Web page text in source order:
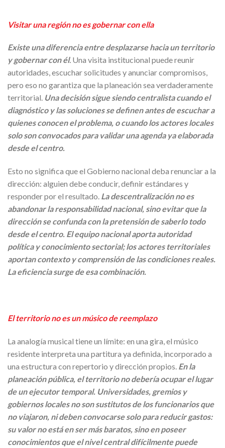
Visitar una región no es gobernar con ella
Existe una diferencia entre desplazarse hacia un territorio
y gobernar con él. Una visita institucional puede reunir
autoridades, escuchar solicitudes y anunciar compromisos,
pero eso no garantiza que la planeación sea verdaderamente
territorial. Una decisión sigue siendo centralista cuando el
diagnóstico y las soluciones se definen antes de escuchar a
quienes conocen el problema, o cuando los actores locales
solo son convocados para validar una agenda ya elaborada
desde el centro.
Esto no significa que el Gobierno nacional deba renunciar a la
dirección: alguien debe conducir, definir estándares y
responder por el resultado. La descentralización no es
abandonar la responsabilidad nacional, sino evitar que la
dirección se confunda con la pretensión de saberlo todo
desde el centro. El equipo nacional aporta autoridad
política y conocimiento sectorial; los actores territoriales
aportan contexto y comprensión de las condiciones reales.
La eficiencia surge de esa combinación.
El territorio no es un músico de reemplazo
La analogía musical tiene un límite: en una gira, el músico
residente interpreta una partitura ya definida, incorporado a
una estructura con repertorio y dirección propios. En la
planeación pública, el territorio no debería ocupar el lugar
de un ejecutor temporal. Universidades, gremios y
gobiernos locales no son sustitutos de los funcionarios que
no viajaron, ni deben convocarse solo para reducir gastos:
su valor no está en ser más baratos, sino en poseer
conocimientos que el nivel central difícilmente puede